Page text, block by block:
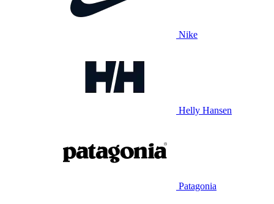
Nike
Helly Hansen
Patagonia